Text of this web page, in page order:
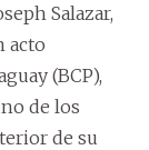
Salazar,
acto
(BCP),
de los
de su